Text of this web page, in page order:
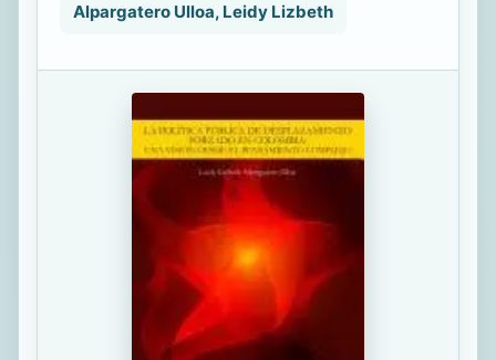
Alpargatero Ulloa, Leidy Lizbeth